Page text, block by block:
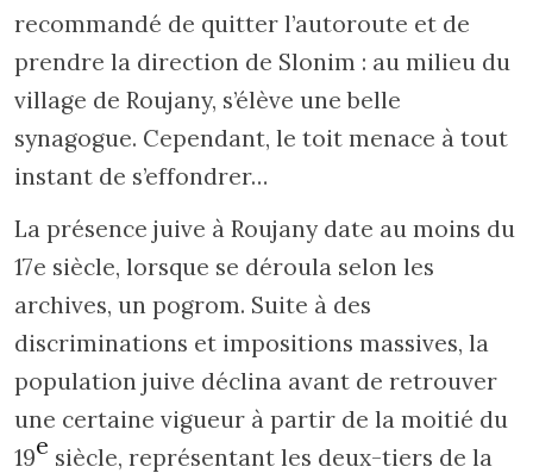
recommandé de quitter l’autoroute et de
prendre la direction de Slonim : au milieu du
village de Roujany, s’élève une belle
synagogue. Cependant, le toit menace à tout
instant de s’effondrer…
La présence juive à Roujany date au moins du
17e siècle, lorsque se déroula selon les
archives, un pogrom. Suite à des
discriminations et impositions massives, la
population juive déclina avant de retrouver
une certaine vigueur à partir de la moitié du
19e siècle, représentant les deux-tiers de la